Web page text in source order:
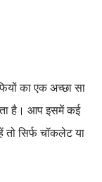
का एक अच्छा सा
है। आप इसमें कई
सिर्फ चॉकलेट या